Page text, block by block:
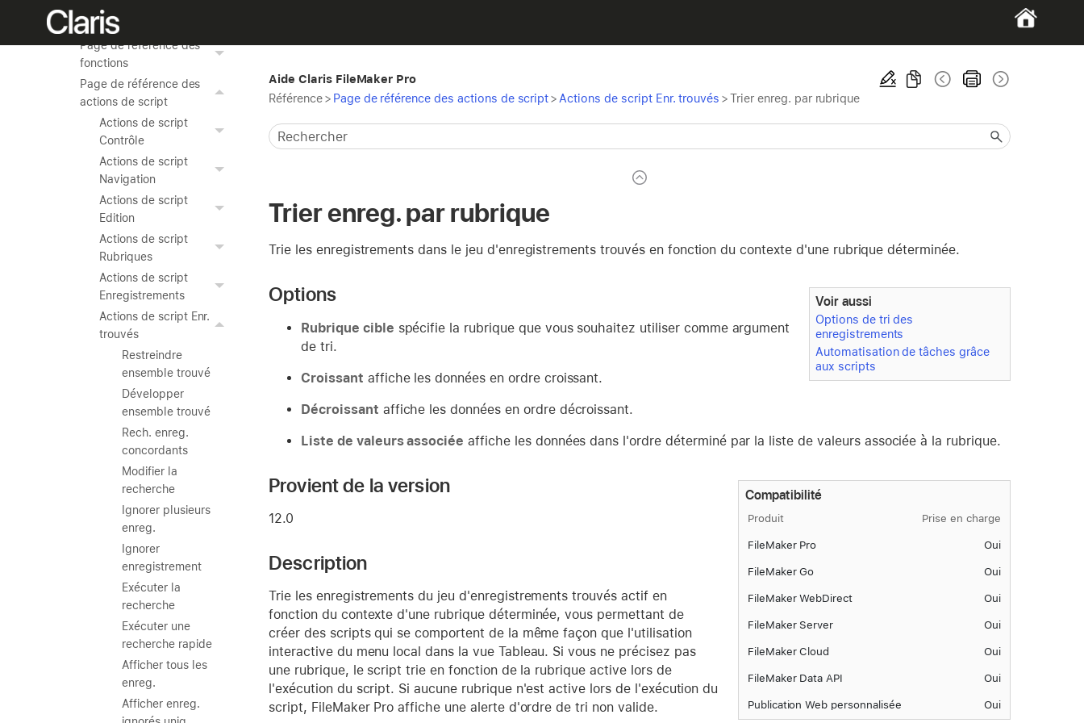
(macOS)
Page de référence des
fonctions
Page de référence des
actions de script
Actions de script
Contrôle
Actions de script
Navigation
Actions de script
Edition
Actions de script
Rubriques
Actions de script
Enregistrements
Actions de script Enr.
trouvés
Restreindre
ensemble trouvé
Développer
ensemble trouvé
Rech. enreg.
concordants
Modifier la
recherche
Ignorer plusieurs
enreg.
Ignorer
enregistrement
Exécuter la
recherche
Exécuter une
recherche rapide
Afficher tous les
enreg.
Afficher enreg.
Aide Claris FileMaker Pro
Référence> Page de référence des actions de script> Actions de script Enr. trouvés >Trier enreg. par rubrique
Trier enreg. par rubrique
Trie les enregistrements dans le jeu d'enregistrements trouvés en fonction du contexte d'une rubrique déterminée.
Voir aussi
Options de tri des
enregistrements
Automatisation de tâches grâce
aux scripts
Options
Rubrique cible spécifie la rubrique que vous souhaitez utiliser comme argument
de tri.
Croissant affiche les données en ordre croissant.
Décroissant affiche les données en ordre décroissant.
Liste de valeurs associée affiche les données dans l'ordre déterminé par la liste de valeurs associée à la rubrique.
Compatibilité
Produit Prise en charge
FileMaker Pro Oui
FileMaker Go Oui
FileMaker WebDirect Oui
FileMaker Server Oui
FileMaker Cloud Oui
FileMaker Data API Oui
Publication Web personnalisée Oui
Provient de la version
12.0
Description
Trie les enregistrements du jeu d'enregistrements trouvés actif en
fonction du contexte d'une rubrique déterminée, vous permettant de
créer des scripts qui se comportent de la même façon que l'utilisation
interactive du menu local dans la vue Tableau. Si vous ne précisez pas
une rubrique, le script trie en fonction de la rubrique active lors de
l'exécution du script. Si aucune rubrique n'est active lors de l'exécution du
script, FileMaker Pro affiche une alerte d'ordre de tri non valide.